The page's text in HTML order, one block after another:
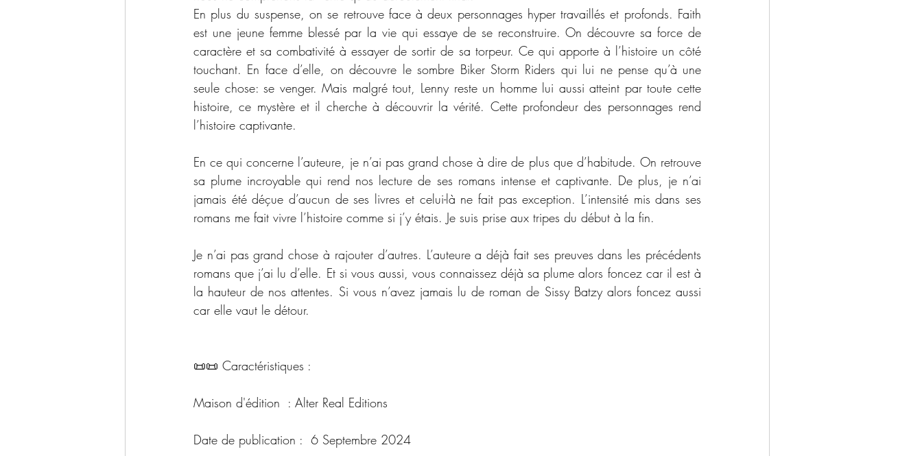
En plus du suspense, on se retrouve face à deux personnages hyper travaillés et profonds. Faith
est une jeune femme blessé par la vie qui essaye de se reconstruire. On découvre sa force de
caractère et sa combativité à essayer de sortir de sa torpeur. Ce qui apporte à l’histoire un côté
touchant. En face d’elle, on découvre le sombre Biker Storm Riders qui lui ne pense qu’à une
seule chose: se venger. Mais malgré tout, Lenny reste un homme lui aussi atteint par toute cette
histoire, ce mystère et il cherche à découvrir la vérité. Cette profondeur des personnages rend
l’histoire captivante.
En ce qui concerne l’auteure, je n’ai pas grand chose à dire de plus que d’habitude. On retrouve
sa plume incroyable qui rend nos lecture de ses romans intense et captivante. De plus, je n’ai
jamais été déçue d’aucun de ses livres et celui-là ne fait pas exception. L’intensité mis dans ses
romans me fait vivre l’histoire comme si j’y étais. Je suis prise aux tripes du début à la fin.
Je n’ai pas grand chose à rajouter d’autres. L’auteure a déjà fait ses preuves dans les précédents
romans que j’ai lu d’elle. Et si vous aussi, vous connaissez déjà sa plume alors foncez car il est à
la hauteur de nos attentes. Si vous n’avez jamais lu de roman de Sissy Batzy alors foncez aussi
car elle vaut le détour.
📜📜 Caractéristiques :
Maison d'édition  : Alter Real Editions
Date de publication :  6 Septembre 2024